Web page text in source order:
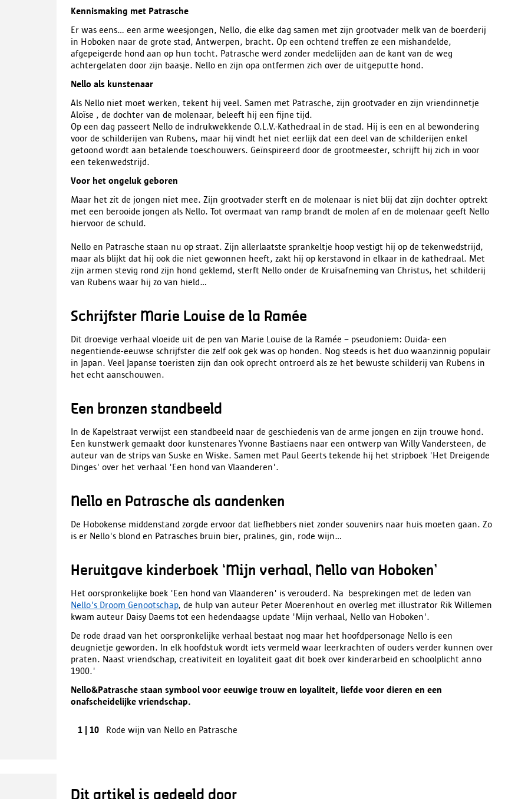
Kennismaking met Patrasche
Er was eens… een arme weesjongen, Nello, die elke dag samen met zijn grootvader melk van de boerderij
in Hoboken naar de grote stad, Antwerpen, bracht. Op een ochtend treffen ze een mishandelde,
afgepeigerde hond aan op hun tocht. Patrasche werd zonder medelijden aan de kant van de weg
achtergelaten door zijn baasje. Nello en zijn opa ontfermen zich over de uitgeputte hond.
Nello als kunstenaar
Als Nello niet moet werken, tekent hij veel. Samen met Patrasche, zijn grootvader en zijn vriendinnetje
Aloïse , de dochter van de molenaar, beleeft hij een fijne tijd.
Op een dag passeert Nello de indrukwekkende O.L.V.-Kathedraal in de stad. Hij is een en al bewondering
voor de schilderijen van Rubens, maar hij vindt het niet eerlijk dat een deel van de schilderijen enkel
getoond wordt aan betalende toeschouwers. Geïnspireerd door de grootmeester, schrijft hij zich in voor
een tekenwedstrijd.
Voor het ongeluk geboren
Maar het zit de jongen niet mee. Zijn grootvader sterft en de molenaar is niet blij dat zijn dochter optrekt
met een berooide jongen als Nello. Tot overmaat van ramp brandt de molen af en de molenaar geeft Nello
hiervoor de schuld.​
Nello en Patrasche staan nu op straat. Zijn allerlaatste sprankeltje hoop vestigt hij op de tekenwedstrijd,
maar als blijkt dat hij ook die niet gewonnen heeft, zakt hij op kerstavond in elkaar in de kathedraal. Met
zijn armen stevig rond zijn hond geklemd, sterft Nello onder de Kruisafneming van Christus, het schilderij
van Rubens waar hij zo van hield…
Schrijfster Marie Louise de la Ramée
Dit droevige verhaal vloeide uit de pen van Marie Louise de la Ramée – pseudoniem: Ouida- een
negentiende-eeuwse schrijfster die zelf ook gek was op honden. Nog steeds is het duo waanzinnig populair
in Japan. Veel Japanse toeristen zijn dan ook oprecht ontroerd als ze het bewuste schilderij van Rubens in
het echt aanschouwen.
Een bronzen standbeeld
In de Kapelstraat verwijst een standbeeld naar de geschiedenis van de arme jongen en zijn trouwe hond.
Een kunstwerk gemaakt door kunstenares Yvonne Bastiaens naar een ontwerp van Willy Vandersteen, de
auteur van de strips van Suske en Wiske. Samen met Paul Geerts tekende hij het stripboek 'Het Dreigende
Dinges' over het verhaal 'Een hond van Vlaanderen'.
Nello en Patrasche als aandenken
De Hobokense middenstand zorgde ervoor dat liefhebbers niet zonder souvenirs naar huis moeten gaan. Zo
is er Nello's blond en Patrasches bruin bier, pralines, gin, rode wijn...
Heruitgave kinderboek ‘Mijn verhaal, Nello van Hoboken’
Het oorspronkelijke boek 'Een hond van Vlaanderen' is verouderd. Na besprekingen met de leden van
Nello's Droom Genootschap, de hulp van auteur Peter Moerenhout en overleg met illustrator Rik Willemen
kwam auteur Daisy Daems tot een hedendaagse update 'Mijn verhaal, Nello van Hoboken'.
De rode draad van het oorspronkelijke verhaal bestaat nog maar het hoofdpersonage Nello is een
deugnietje geworden. In elk hoofdstuk wordt iets vermeld waar leerkrachten of ouders verder kunnen over
praten. Naast vriendschap, creativiteit en loyaliteit gaat dit boek over kinderarbeid en schoolplicht anno
1900.'
Nello&Patrasche staan symbool voor eeuwige trouw en loyaliteit, liefde voor dieren en een
onafscheidelijke vriendschap.
Previous
1 10 Rode wijn van Nello en Patrasche
Dit artikel is gedeeld door